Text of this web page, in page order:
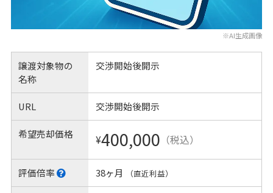
※AI生成画像
譲渡対象物の
名称
交渉開始後開示
URL 交渉開始後開示
希望売却価格 ¥400,000 （税込）
評価倍率 38ヶ月 （直近利益）